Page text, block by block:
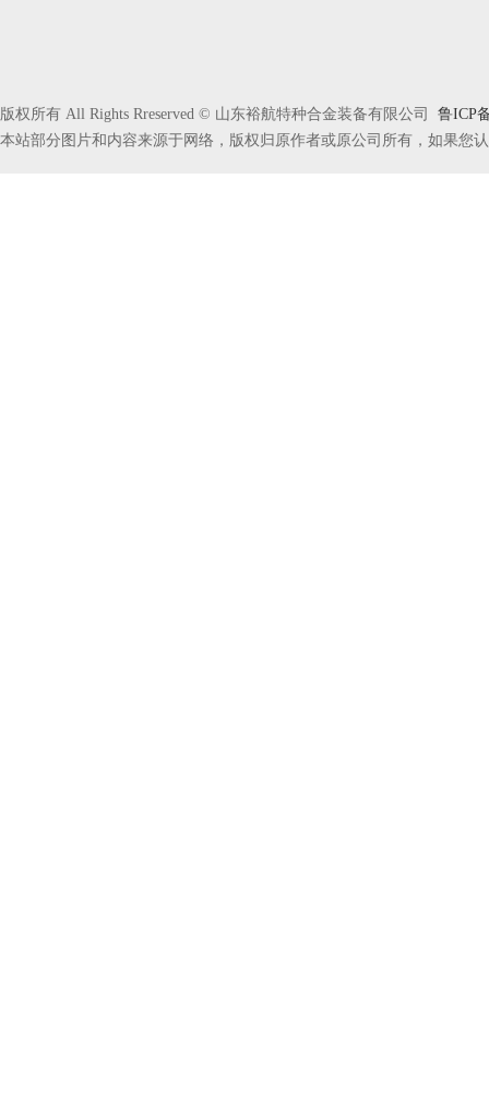
版权所有 All Rights Rreserved © 山东裕航特种合金装备有限公司 鲁ICP
本站部分图片和内容来源于网络，版权归原作者或原公司所有，如果您